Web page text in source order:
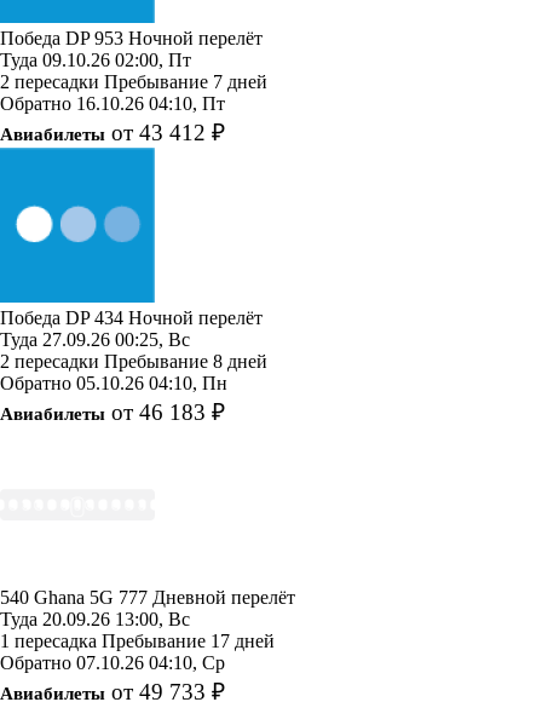
Победа DP 953 Ночной перелёт
Туда 09.10.26 02:00, Пт
2 пересадки Пребывание 7 дней
Обратно 16.10.26 04:10, Пт
Авиабилеты от 43 412 ₽
Победа DP 434 Ночной перелёт
Туда 27.09.26 00:25, Вс
2 пересадки Пребывание 8 дней
Обратно 05.10.26 04:10, Пн
Авиабилеты от 46 183 ₽
540 Ghana 5G 777 Дневной перелёт
Туда 20.09.26 13:00, Вс
1 пересадка Пребывание 17 дней
Обратно 07.10.26 04:10, Ср
Авиабилеты от 49 733 ₽